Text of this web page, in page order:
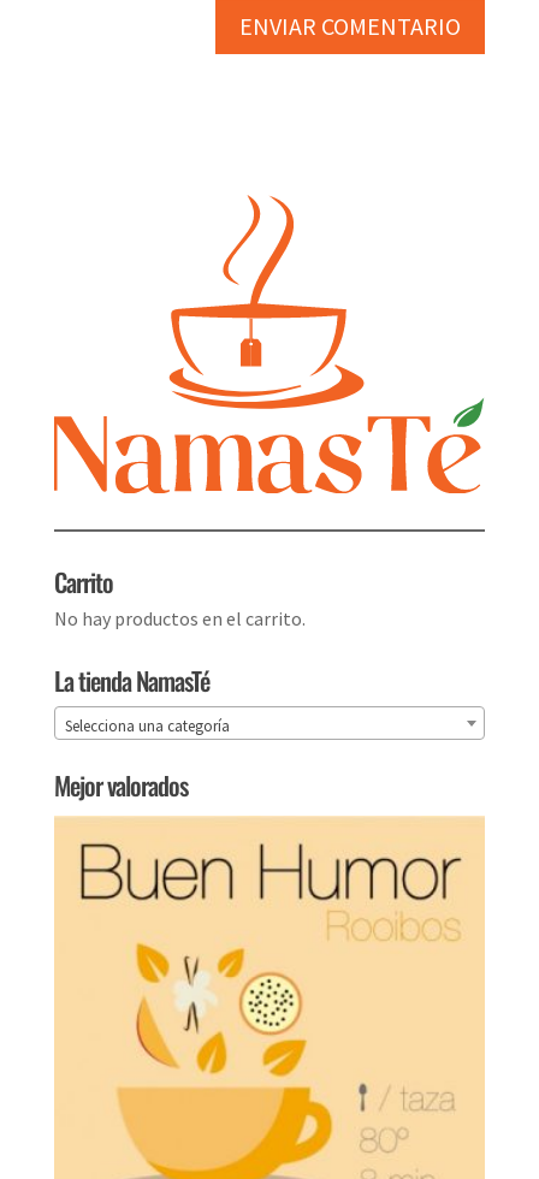
Carrito
No hay productos en el carrito.
La tienda NamasTé
Selecciona una categoría
Mejor valorados